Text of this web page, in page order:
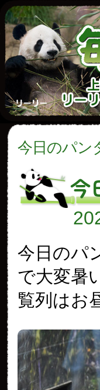
今日のパン
今
今日のパ
で大変暑
覧列はお